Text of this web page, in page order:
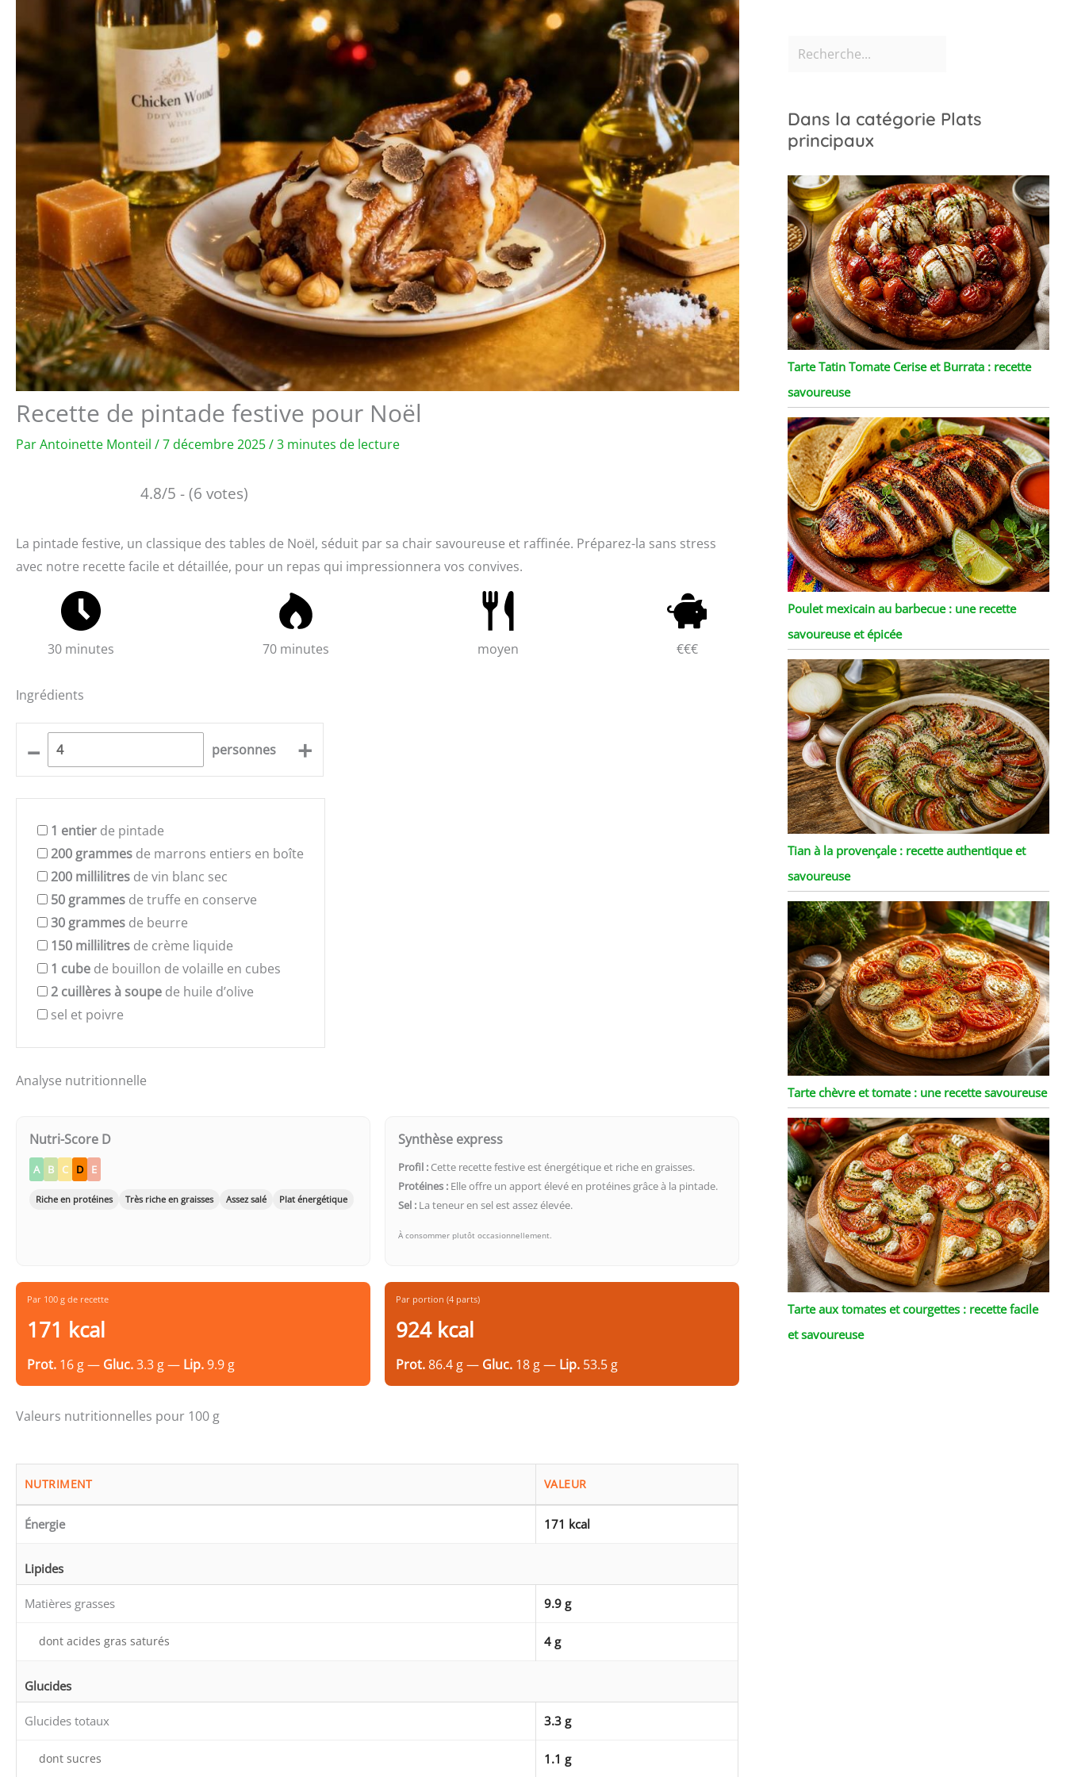
Recette de pintade festive pour Noël
ParAntoinette Monteil /7 décembre 2025/3 minutes de lecture
4.8/5 - (6 votes)
La pintade festive, un classique des tables de Noël, séduit par sa chair savoureuse et raffinée. Préparez-la sans stress
avec notre recette facile et détaillée, pour un repas qui impressionnera vos convives.
30 minutes 70 minutes moyen €€€
Ingrédients
– personnes +
1 entier de pintade
200 grammes de marrons entiers en boîte
200 millilitres de vin blanc sec
50 grammes de truffe en conserve
30 grammes de beurre
150 millilitres de crème liquide
1 cube de bouillon de volaille en cubes
2 cuillères à soupe de huile d’olive
sel et poivre
Analyse nutritionnelle
Nutri-Score D
A B C D E
Riche en protéines Très riche en graisses Assez salé Plat énergétique
Synthèse express
Profil : Cette recette festive est énergétique et riche en graisses.
Protéines : Elle offre un apport élevé en protéines grâce à la pintade.
Sel : La teneur en sel est assez élevée.
À consommer plutôt occasionnellement.
Par 100 g de recette
171 kcal
Prot. 16 g — Gluc.3.3 g — Lip.9.9 g
Par portion (4 parts)
924 kcal
Prot.86.4 g — Gluc. 18 g — Lip. 53.5 g
Valeurs nutritionnelles pour 100 g
NUTRIMENT VALEUR
Énergie 171 kcal
Lipides
Matières grasses 9.9 g
dont acides gras saturés 4 g
Glucides
Glucides totaux 3.3 g
dont sucres 1.1 g
Dans la catégorie Plats
principaux
Tarte Tatin Tomate Cerise et Burrata : recette
savoureuse
Poulet mexicain au barbecue : une recette
savoureuse et épicée
Tian à la provençale : recette authentique et
savoureuse
Tarte chèvre et tomate : une recette savoureuse
Tarte aux tomates et courgettes : recette facile
et savoureuse